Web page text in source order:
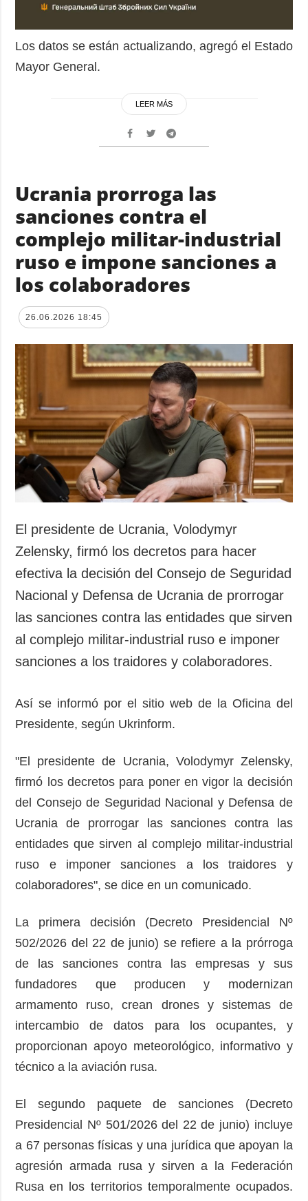
Los datos se están actualizando, agregó el Estado
Mayor General.
LEER MÁS
Ucrania prorroga las
sanciones contra el
complejo militar-industrial
ruso e impone sanciones a
los colaboradores
26.06.2026 18:45
El presidente de Ucrania, Volodymyr
Zelensky, firmó los decretos para hacer
efectiva la decisión del Consejo de Seguridad
Nacional y Defensa de Ucrania de prorrogar
las sanciones contra las entidades que sirven
al complejo militar-industrial ruso e imponer
sanciones a los traidores y colaboradores.
Así se informó por el sitio web de la Oficina del
Presidente, según Ukrinform.
"El presidente de Ucrania, Volodymyr Zelensky,
firmó los decretos para poner en vigor la decisión
del Consejo de Seguridad Nacional y Defensa de
Ucrania de prorrogar las sanciones contra las
entidades que sirven al complejo militar-industrial
ruso e imponer sanciones a los traidores y
colaboradores", se dice en un comunicado.
La primera decisión (Decreto Presidencial Nº
502/2026 del 22 de junio) se refiere a la prórroga
de las sanciones contra las empresas y sus
fundadores que producen y modernizan
armamento ruso, crean drones y sistemas de
intercambio de datos para los ocupantes, y
proporcionan apoyo meteorológico, informativo y
técnico a la aviación rusa.
El segundo paquete de sanciones (Decreto
Presidencial Nº 501/2026 del 22 de junio) incluye
a 67 personas físicas y una jurídica que apoyan la
agresión armada rusa y sirven a la Federación
Rusa en los territorios temporalmente ocupados.